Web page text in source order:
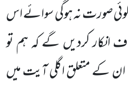
صورت نہ ہوگی سوائے اس
کردیں گے کہ ہم تو
کے متعلق اگلی آیت میں